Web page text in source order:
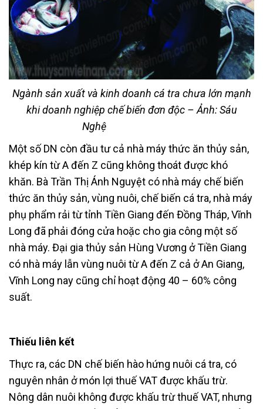
Ngành sản xuất và kinh doanh cá tra chưa lớn mạnh
khi doanh nghiệp chế biến đơn độc – Ảnh: Sáu
Nghệ
Một số DN còn đầu tư cả nhà máy thức ăn thủy sản,
khép kín từ A đến Z cũng không thoát được khó
khăn. Bà Trần Thị Ánh Nguyệt có nhà máy chế biến
thức ăn thủy sản, vùng nuôi, chế biến cá tra, nhà máy
phụ phẩm rải từ tỉnh Tiền Giang đến Đồng Tháp, Vĩnh
Long đã phải đóng cửa hoặc cho gia công một số
nhà máy. Đại gia thủy sản Hùng Vương ở Tiền Giang
có nhà máy lẫn vùng nuôi từ A đến Z cả ở An Giang,
Vĩnh Long nay cũng chỉ hoạt động 40 – 60% công
suất.
Thiếu liên kết
Thực ra, các DN chế biến hào hứng nuôi cá tra, có
nguyên nhân ở món lợi thuế VAT được khấu trừ.
Nông dân nuôi không được khấu trừ thuế VAT, nhưng